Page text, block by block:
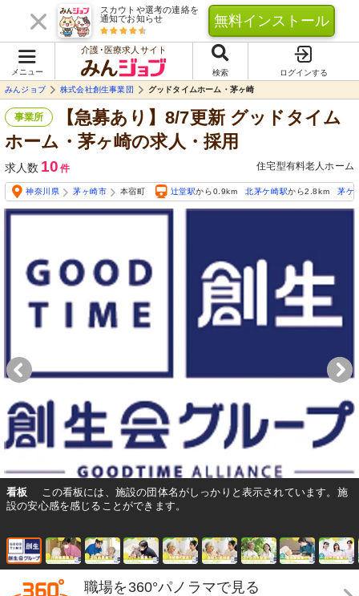
スカウトや選考の連絡を
通知でお知らせ
無料インストール
メニュー
介護･医療求人サイト
検索
ログインする
みんジョブ
株式会社創生事業団 グッドタイムホーム・茅ヶ崎
事業所
【急募あり】8/7更新 グッドタイム
ホーム・茅ヶ崎の求人・採用
求人数 10 件 住宅型有料老人ホーム
神奈川県 茅ヶ崎市 本宿町 辻堂駅から0.9km 北茅ケ崎駅から2.8km 茅ケ
看板
この看板には、施設の団体名がしっかりと表示されています。施
設の安心感を感じることができます。
職場を360°パノラマで見る